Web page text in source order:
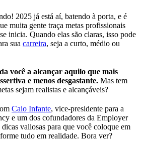
2025 já está aí, batendo à porta, e é
muita gente traça metas profissionais
inicia. Quando elas são claras, isso pode
sua carreira, seja a curto, médio ou
você a alcançar aquilo que mais
e menos desgastante. Mas tem
sejam realistas e alcançáveis?
Caio Infante, vice-presidente para a
e um dos cofundadores da Employer
valiosas para que você coloque em
tudo em realidade. Bora ver?